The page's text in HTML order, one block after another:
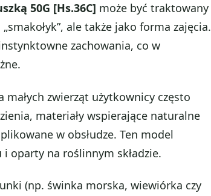
50G [Hs.36C] może być traktowany
ale także jako forma zajęcia.
zachowania, co w
zwierząt użytkownicy często
materiały wspierające naturalne
w obsłudze. Ten model
oparty na roślinnym składzie.
(np. świnka morska, wiewiórka czy